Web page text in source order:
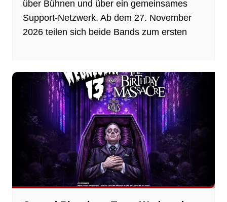
über Bühnen und über ein gemeinsames
Support-Netzwerk. Ab dem 27. November
2026 teilen sich beide Bands zum ersten